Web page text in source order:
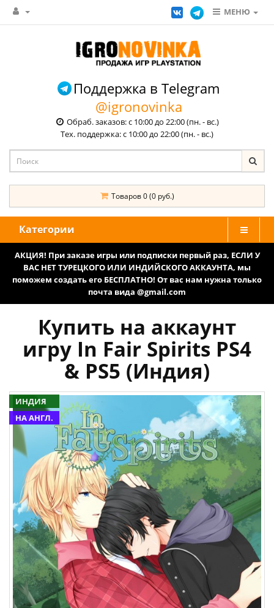
МЕНЮ
Поддержка в Telegram
@igronovinka
Обраб. заказов: с 10:00 до 22:00 (пн. - вс.)
Тех. поддержка: с 10:00 до 22:00 (пн. - вс.)
Товаров 0 (0 руб.)
Категории
АКЦИЯ! При заказе игры или подписки первый раз, ЕСЛИ У
ВАС НЕТ ТУРЕЦКОГО ИЛИ ИНДИЙСКОГО АККАУНТА, мы
поможем создать его БЕСПЛАТНО! От вас нам нужна только
почта вида @gmail.com
Купить на аккаунт
игру In Fair Spirits PS4
& PS5 (Индия)
ИНДИЯ
НА АНГЛ.